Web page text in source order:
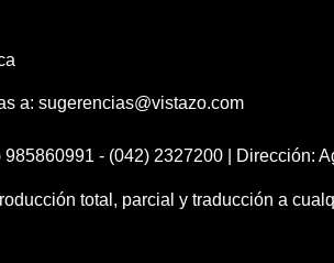
a: sugerencias@vistazo.com
985860991 - (042) 2327200 | Dirección:
total, parcial y traducción a